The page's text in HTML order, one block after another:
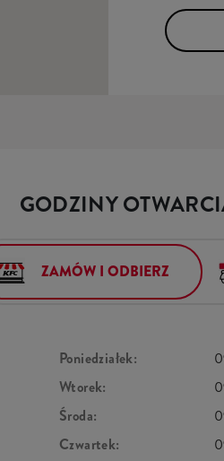
GODZINY
ZAMÓW I ODBIERZ
Poniedziałek:
Wtorek:
Środa:
Czwartek: